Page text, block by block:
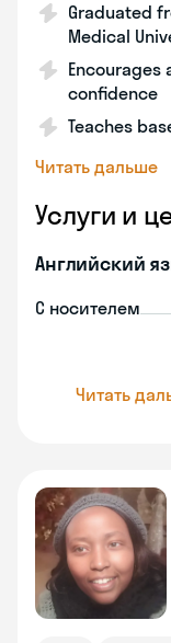
Graduated
Medical
confidence
Teaches
Читать дальше
Услуги и
Английский
С носителем
Читать